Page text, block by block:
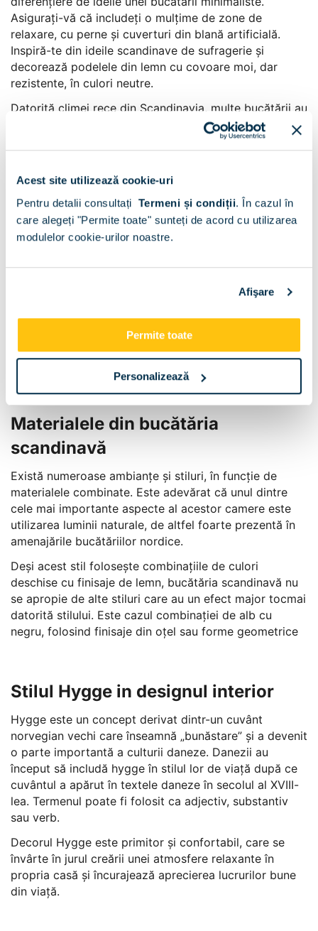
Acest site utilizează cookie-uri
Pentru detalii consultați Termeni și condiții. În cazul în
care alegeți "Permite toate" sunteți de acord cu utilizarea
modulelor cookie-urilor noastre.
Afişare
Permite toate
Personalizează
Asigurați-vă că includeți o mulțime de zone de
relaxare, cu perne și cuverturi din blană artificială.
Inspiră-te din ideile scandinave de sufragerie și
decorează podelele din lemn cu covoare moi, dar
rezistente, în culori neutre.
Datorită climei rece din Scandinavia, multe bucătării au
un covor modest pentru a le face să pară mai
confortabile. Acesta este un exemplu de hygge,
confort.
Materialele din bucătăria
scandinavă
Există numeroase ambianțe și stiluri, în funcție de
materialele combinate. Este adevărat că unul dintre
cele mai importante aspecte al acestor camere este
utilizarea luminii naturale, de altfel foarte prezentă în
amenajările bucătăriilor nordice.
Deși acest stil folosește combinațiile de culori
deschise cu finisaje de lemn, bucătăria scandinavă nu
se apropie de alte stiluri care au un efect major tocmai
datorită stilului. Este cazul combinației de alb cu
negru, folosind finisaje din oțel sau forme geometrice
Stilul Hygge in designul interior
Hygge este un concept derivat dintr-un cuvânt
norvegian vechi care înseamnă „bunăstare” și a devenit
o parte importantă a culturii daneze. Danezii au
început să includă hygge în stilul lor de viață după ce
cuvântul a apărut în textele daneze în secolul al XVIII-
lea. Termenul poate fi folosit ca adjectiv, substantiv
sau verb.
Decorul Hygge este primitor și confortabil, care se
învârte în jurul creării unei atmosfere relaxante în
propria casă și încurajează aprecierea lucrurilor bune
din viață.